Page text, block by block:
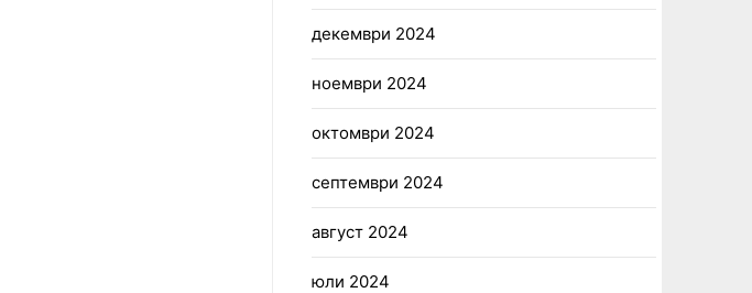
декември 2024
ноември 2024
октомври 2024
септември 2024
август 2024
юли 2024